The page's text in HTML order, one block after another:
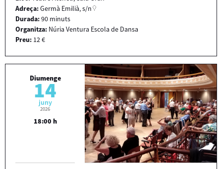
Adreça:Germà Emilià, s/n
Durada:90 minuts
Organitza: Núria Ventura Escola de Dansa
Preu: 12 €
Diumenge
14
juny
2026
18:00 h